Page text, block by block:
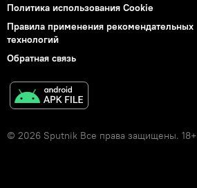
Политика использования Cookie
Правила применения рекомендательных
технологий
Обратная связь
© 2026 Sputnik Все права защищены. 18+